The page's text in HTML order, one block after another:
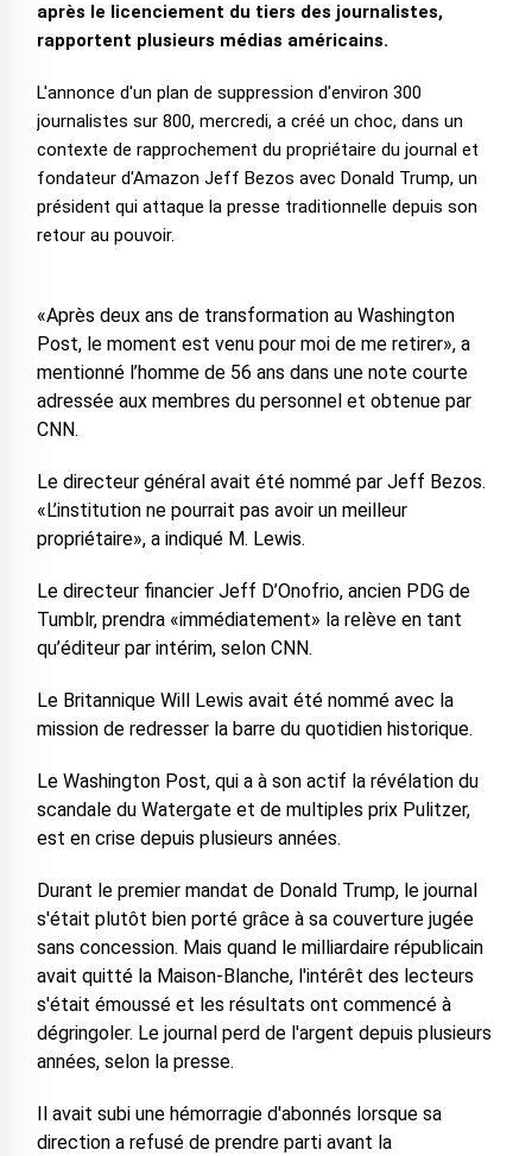
après le licenciement du tiers des journalistes,
rapportent plusieurs médias américains.
L'annonce d'un plan de suppression d'environ 300
journalistes sur 800, mercredi, a créé un choc, dans un
contexte de rapprochement du propriétaire du journal et
fondateur d'Amazon Jeff Bezos avec Donald Trump, un
président qui attaque la presse traditionnelle depuis son
retour au pouvoir.
«Après deux ans de transformation au Washington
Post, le moment est venu pour moi de me retirer», a
mentionné l’homme de 56 ans dans une note courte
adressée aux membres du personnel et obtenue par
CNN.
Le directeur général avait été nommé par Jeff Bezos.
«L’institution ne pourrait pas avoir un meilleur
propriétaire», a indiqué M. Lewis.
Le directeur financier Jeff D’Onofrio, ancien PDG de
Tumblr, prendra «immédiatement» la relève en tant
qu’éditeur par intérim, selon CNN.
Le Britannique Will Lewis avait été nommé avec la
mission de redresser la barre du quotidien historique.
Le Washington Post, qui a à son actif la révélation du
scandale du Watergate et de multiples prix Pulitzer,
est en crise depuis plusieurs années.
Durant le premier mandat de Donald Trump, le journal
s'était plutôt bien porté grâce à sa couverture jugée
sans concession. Mais quand le milliardaire républicain
avait quitté la Maison-Blanche, l'intérêt des lecteurs
s'était émoussé et les résultats ont commencé à
dégringoler. Le journal perd de l'argent depuis plusieurs
années, selon la presse.
Il avait subi une hémorragie d'abonnés lorsque sa
direction a refusé de prendre parti avant la